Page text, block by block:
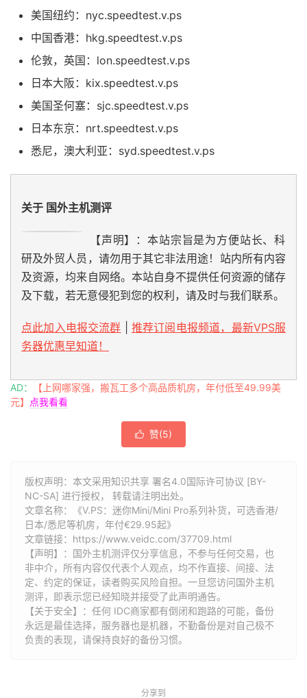
美国纽约：nyc.speedtest.v.ps
中国香港：hkg.speedtest.v.ps
伦敦，英国：lon.speedtest.v.ps
日本大阪：kix.speedtest.v.ps
美国圣何塞：sjc.speedtest.v.ps
日本东京：nrt.speedtest.v.ps
悉尼，澳大利亚：syd.speedtest.v.ps
关于 国外主机测评
【声明】：本站宗旨是为方便站长、科
研及外贸人员，请勿用于其它非法用途！站内所有内容
及资源，均来自网络。本站自身不提供任何资源的储存
及下载，若无意侵犯到您的权利，请及时与我们联系。
点此加入电报交流群
推荐订阅电报频道，最新VPS服
务器优惠早知道！
AD：
【上网哪家强，搬瓦工多个高品质机房，年付低至49.99美
元】
点我看看
 赞(5)
版权声明：本文采用知识共享 署名4.0国际许可协议 [BY-
NC-SA] 进行授权， 转载请注明出处。
文章名称：《V.PS：迷你Mini/Mini Pro系列补货，可选香港/
日本/悉尼等机房，年付€29.95起》
文章链接： https://www.veidc.com/37709.html
【声明】：国外主机测评仅分享信息，不参与任何交易，也
非中介，所有内容仅代表个人观点，均不作直接、间接、法
定、约定的保证，读者购买风险自担。一旦您访问国外主机
测评，即表示您已经知晓并接受了此声明通告。
【关于安全】：任何 IDC商家都有倒闭和跑路的可能，备份
永远是最佳选择，服务器也是机器，不勤备份是对自己极不
负责的表现，请保持良好的备份习惯。
分享到